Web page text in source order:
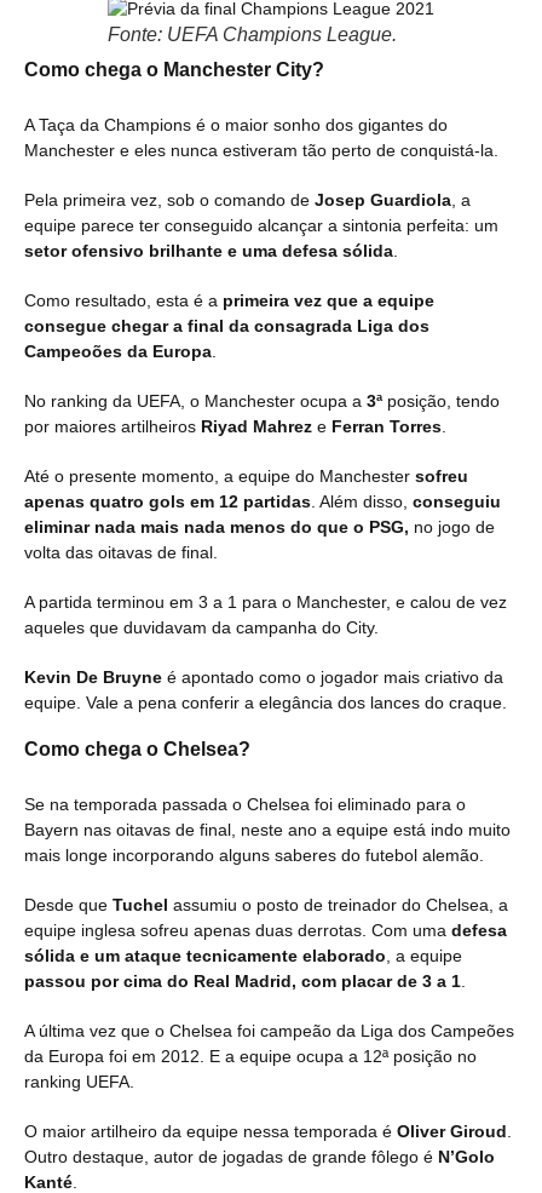
Fonte: UEFA Champions League.
Como chega o Manchester City?
A Taça da Champions é o maior sonho dos gigantes do
Manchester e eles nunca estiveram tão perto de conquistá-la.
Pela primeira vez, sob o comando de Josep Guardiola , a
equipe parece ter conseguido alcançar a sintonia perfeita: um
setor ofensivo brilhante e uma defesa sólida
Como resultado, esta é a primeira vez que a equipe
consegue chegar a final da consagrada Liga dos
Campeoões da Europa
No ranking da UEFA, o Manchester ocupa a 3ªposição, tendo
por maiores artilheiros Riyad Mahrez e Ferran Torres
Até o presente momento, a equipe do Manchester sofreu
apenas quatro gols em 12 partidas . Além disso, conseguiu
eliminar nada mais nada menos do que o PSG, no jogo de
volta das oitavas de final.
A partida terminou em 3 a 1 para o Manchester, e calou de vez
aqueles que duvidavam da campanha do City.
Kevin De Bruyne é apontado como o jogador mais criativo da
equipe. Vale a pena conferir a elegância dos lances do craque.
Como chega o Chelsea?
Se na temporada passada o Chelsea foi eliminado para o
Bayern nas oitavas de final, neste ano a equipe está indo muito
mais longe incorporando alguns saberes do futebol alemão.
Desde que Tuchel assumiu o posto de treinador do Chelsea, a
equipe inglesa sofreu apenas duas derrotas. Com uma defesa
sólida e um ataque tecnicamente elaborado , a equipe
passou por cima do Real Madrid, com placar de 3 a 1
A última vez que o Chelsea foi campeão da Liga dos Campeões
da Europa foi em 2012. E a equipe ocupa a 12ª posição no
ranking UEFA.
O maior artilheiro da equipe nessa temporada é Oliver Giroud
Outro destaque, autor de jogadas de grande fôlego é N’Golo
Kanté